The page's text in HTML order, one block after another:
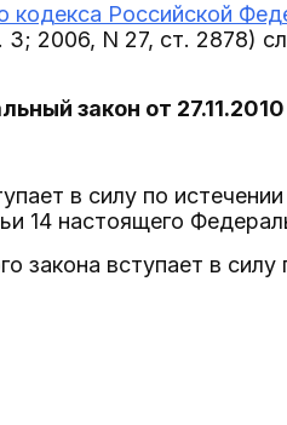
кодекса Российской
3; 2006, N 27, ст. 2878)
закон от
в силу по
14 настоящего
закона вступает в